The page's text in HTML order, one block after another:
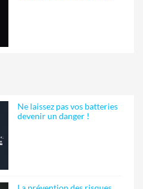
Ne laissez pas vos batteries
devenir un danger !